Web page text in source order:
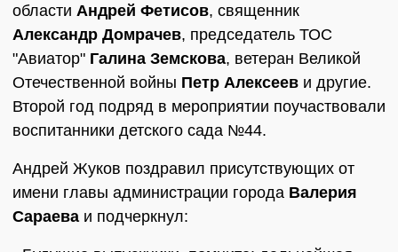
области Андрей Фетисов, священник
Александр Домрачев, председатель ТОС
"Авиатор" Галина Земскова, ветеран Великой
Отечественной войны Петр Алексеев и другие.
Второй год подряд в мероприятии поучаствовали
воспитанники детского сада №44.
Андрей Жуков поздравил присутствующих от
имени главы администрации города Валерия
Сараева и подчеркнул: